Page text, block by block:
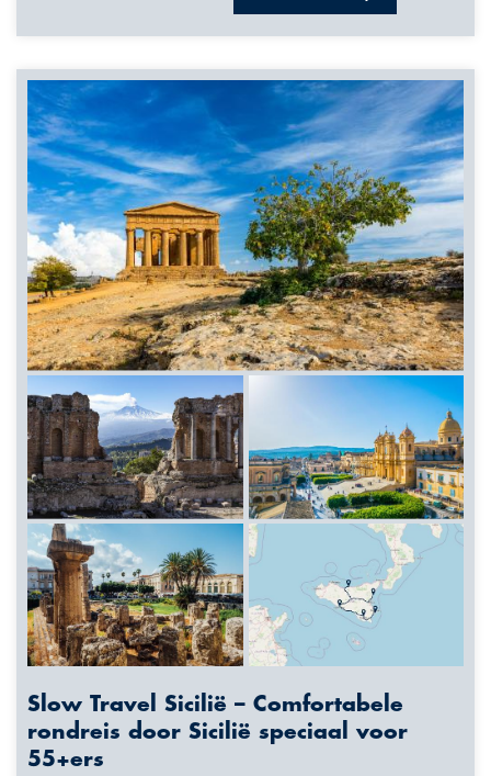
Slow Travel Sicilië – Comfortabele
rondreis door Sicilië speciaal voor
55+ers